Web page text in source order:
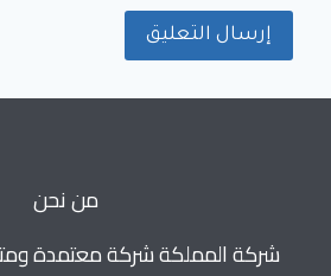
من نحن
شركة المملكة شركة معتمدة